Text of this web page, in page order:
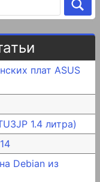
плат ASUS
1.4 литра)
Debian из